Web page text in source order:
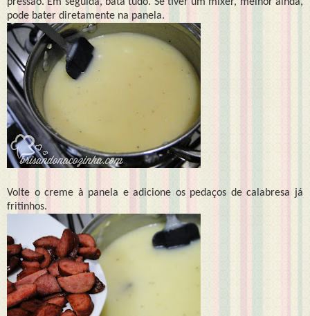
pode bater diretamente na panela.
Volte o creme à panela e adicione os pedaços de calabresa já
fritinhos.